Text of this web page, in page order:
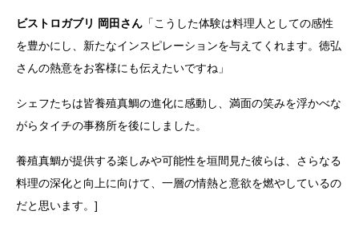
ビストロガブリ 岡田さん 「こうした体験は料理人としての感性
を豊かにし、新たなインスピレーションを与えてくれます。徳弘
さんの熱意をお客様にも伝えたいですね」
シェフたちは皆養殖真鯛の進化に感動し、満面の笑みを浮かべな
がらタイチの事務所を後にしました。
養殖真鯛が提供する楽しみや可能性を垣間見た彼らは、さらなる
料理の深化と向上に向けて、一層の情熱と意欲を燃やしているの
だと思います。]